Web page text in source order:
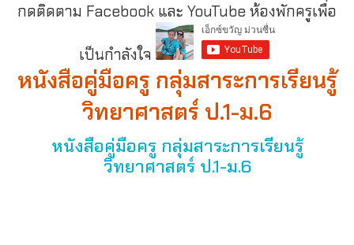
กดติดตาม Facebook และ YouTube ห้องพักครูเพื่อ
เป็นกำลังใจ
หนังสือคู่มือครู กลุ่มสาระการเรียนรู้
วิทยาศาสตร์ ป.1-ม.6
หนังสือคู่มือครู กลุ่มสาระการเรียนรู้
วิทยาศาสตร์ ป.1-ม.6